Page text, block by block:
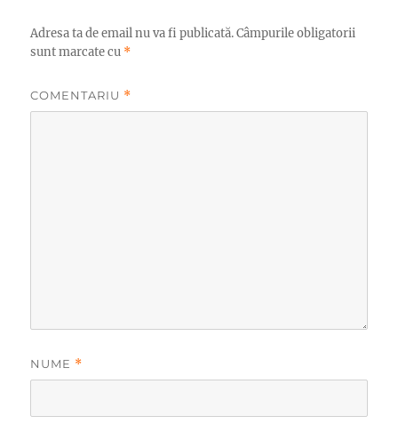
Adresa ta de email nu va fi publicată. Câmpurile obligatorii
sunt marcate cu *
COMENTARIU *
NUME *